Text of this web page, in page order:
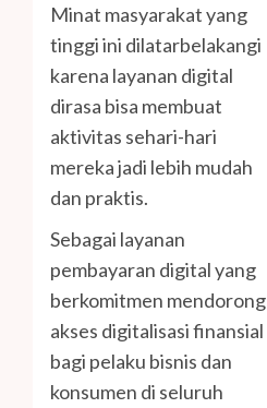
Minat masyarakat yang
tinggi ini dilatarbelakangi
karena layanan digital
dirasa bisa membuat
aktivitas sehari-hari
mereka jadi lebih mudah
dan praktis.
Sebagai layanan
pembayaran digital yang
berkomitmen mendorong
akses digitalisasi finansial
bagi pelaku bisnis dan
konsumen di seluruh